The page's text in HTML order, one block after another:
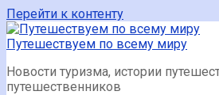
Перейти к контенту
Путешествуем по всему миру
Новости туризма, истории
путешественников